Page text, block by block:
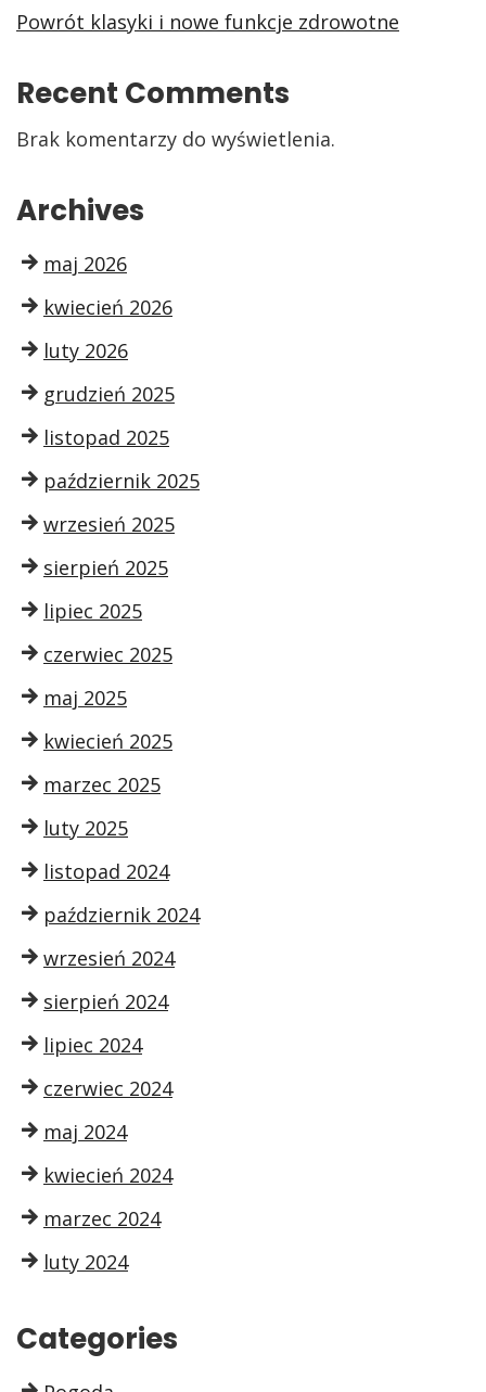
Powrót klasyki i nowe funkcje zdrowotne
Recent Comments
Brak komentarzy do wyświetlenia.
Archives
maj 2026
kwiecień 2026
luty 2026
grudzień 2025
listopad 2025
październik 2025
wrzesień 2025
sierpień 2025
lipiec 2025
czerwiec 2025
maj 2025
kwiecień 2025
marzec 2025
luty 2025
listopad 2024
październik 2024
wrzesień 2024
sierpień 2024
lipiec 2024
czerwiec 2024
maj 2024
kwiecień 2024
marzec 2024
luty 2024
Categories